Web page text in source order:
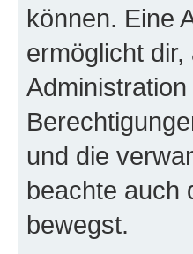
können. Eine
ermöglicht
und die
beachte auch
bewegst.